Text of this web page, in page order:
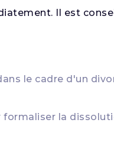
Il est
le cadre d'un
formaliser la